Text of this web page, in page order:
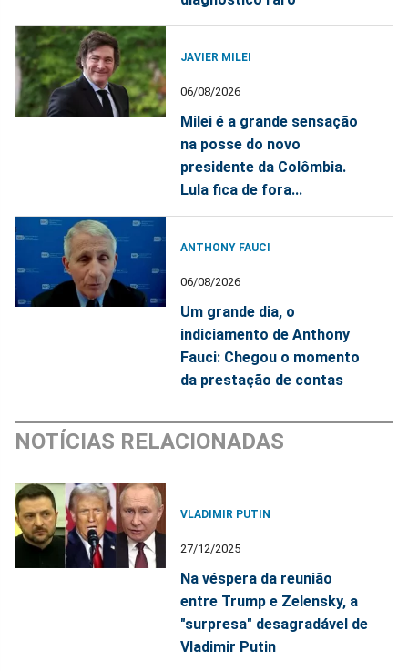
JAVIER MILEI
06/08/2026
Milei é a grande sensação
na posse do novo
presidente da Colômbia.
Lula fica de fora...
ANTHONY FAUCI
06/08/2026
Um grande dia, o
indiciamento de Anthony
Fauci: Chegou o momento
da prestação de contas
NOTÍCIAS RELACIONADAS
VLADIMIR PUTIN
27/12/2025
Na véspera da reunião
entre Trump e Zelensky, a
"surpresa" desagradável de
Vladimir Putin